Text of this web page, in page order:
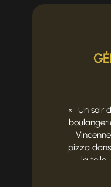
Un soir
pizza
la toile.